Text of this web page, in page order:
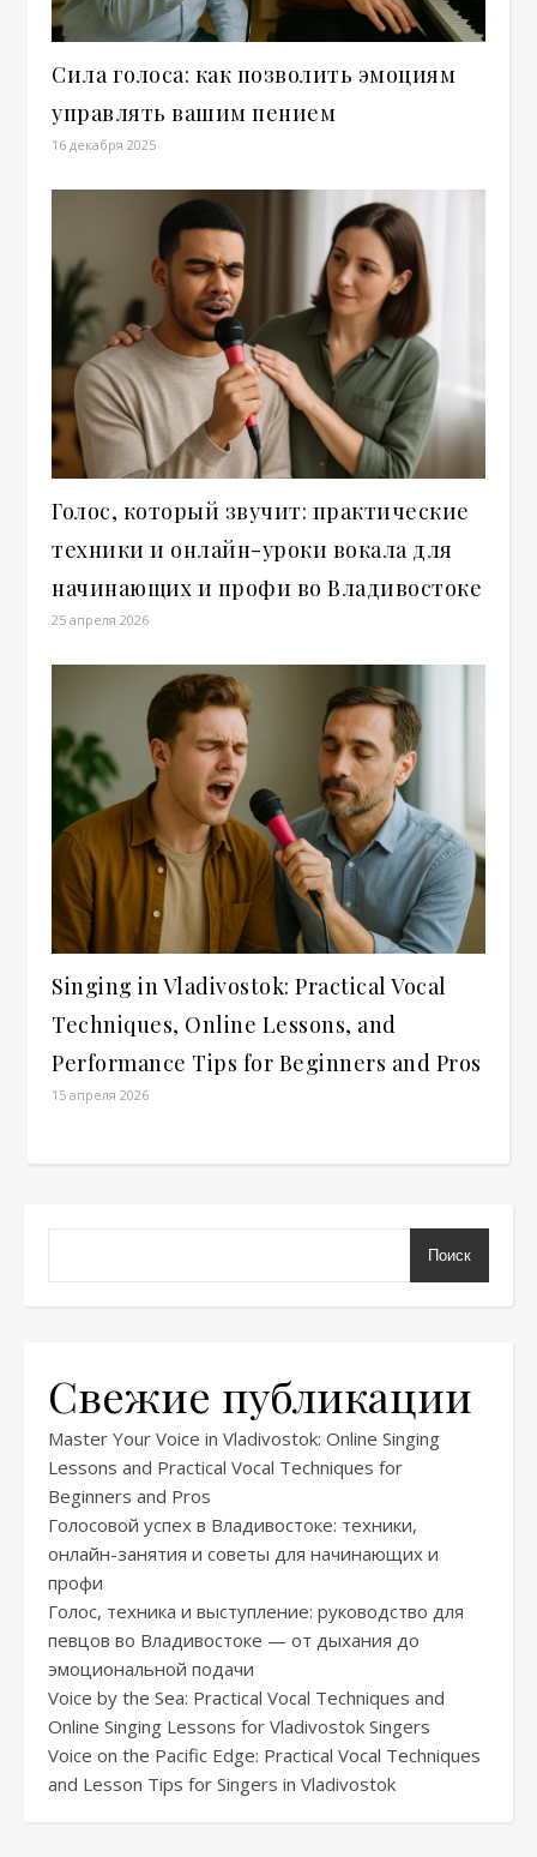
Сила голоса: как позволить эмоциям
управлять вашим пением
16 декабря 2025
Голос, который звучит: практические
техники и онлайн-уроки вокала для
начинающих и профи во Владивостоке
25 апреля 2026
Singing in Vladivostok: Practical Vocal
Techniques, Online Lessons, and
Performance Tips for Beginners and Pros
15 апреля 2026
Поиск
Свежие публикации
Master Your Voice in Vladivostok: Online Singing
Lessons and Practical Vocal Techniques for
Beginners and Pros
Голосовой успех в Владивостоке: техники,
онлайн-занятия и советы для начинающих и
профи
Голос, техника и выступление: руководство для
певцов во Владивостоке — от дыхания до
эмоциональной подачи
Voice by the Sea: Practical Vocal Techniques and
Online Singing Lessons for Vladivostok Singers
Voice on the Pacific Edge: Practical Vocal Techniques
and Lesson Tips for Singers in Vladivostok